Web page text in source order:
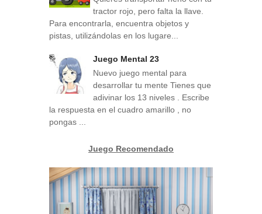
tractor rojo, pero falta la llave.
Para encontrarla, encuentra objetos y
pistas, utilizándolas en los lugare...
Juego Mental 23
Nuevo juego mental para
desarrollar tu mente Tienes que
adivinar los 13 niveles . Escribe
la respuesta en el cuadro amarillo , no
pongas ...
Juego Recomendado